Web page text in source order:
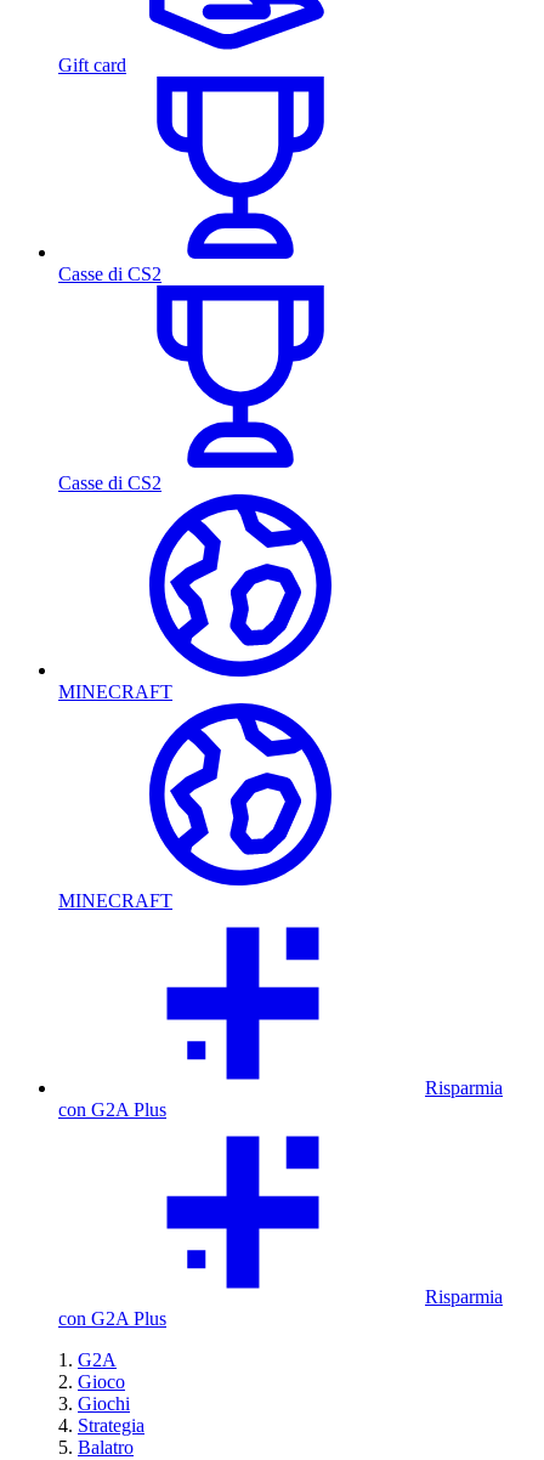
Gift card
Casse di CS2
Casse di CS2
MINECRAFT
MINECRAFT
Risparmia
con G2A Plus
Risparmia
con G2A Plus
G2A
Gioco
Giochi
Strategia
Balatro